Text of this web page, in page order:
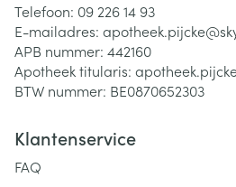
Telefoon: 09 226 14 93
E-mailadres: apotheek.pijcke@
APB nummer: 442160
Apotheek titularis:
BTW nummer: BE0870652303
Klantenservice
FAQ